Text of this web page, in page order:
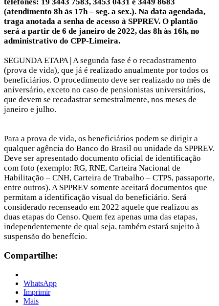
(atendimento 8h às 17h – seg. a sex.). Na data agendada,
traga anotada a senha de acesso à SPPREV. O plantão
será a partir de 6 de janeiro de 2022, das 8h às 16h, no
administrativo do CPP-Limeira.
SEGUNDA ETAPA | A segunda fase é o recadastramento
(prova de vida), que já é realizado anualmente por todos os
beneficiários. O procedimento deve ser realizado no mês de
aniversário, exceto no caso de pensionistas universitários,
que devem se recadastrar semestralmente, nos meses de
janeiro e julho.
Para a prova de vida, os beneficiários podem se dirigir a
qualquer agência do Banco do Brasil ou unidade da SPPREV.
Deve ser apresentado documento oficial de identificação
com foto (exemplo: RG, RNE, Carteira Nacional de
Habilitação – CNH, Carteira de Trabalho – CTPS, passaporte,
entre outros). A SPPREV somente aceitará documentos que
permitam a identificação visual do beneficiário. Será
considerado recenseado em 2022 aquele que realizou as
duas etapas do Censo. Quem fez apenas uma das etapas,
independentemente de qual seja, também estará sujeito à
suspensão do benefício.
Compartilhe:
WhatsApp
Imprimir
Mais